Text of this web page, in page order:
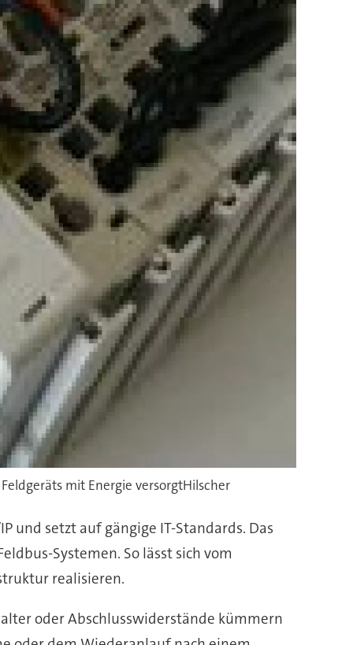
mit Energie versorgtHilscher
und setzt auf gängige IT-Standards. Das
Systemen. So lässt sich vom
realisieren.
oder Abschlusswiderstände kümmern